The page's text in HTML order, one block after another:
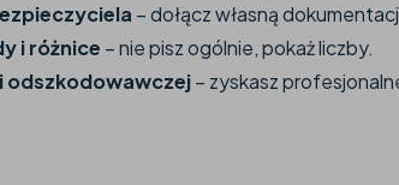
– dołącz własną
i różnice – nie pisz ogólnie, pokaż liczby.
odszkodowawczej– zyskasz